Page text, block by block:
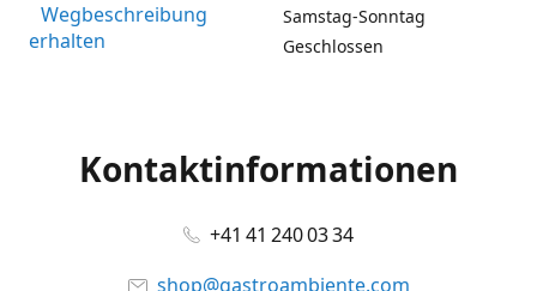
Wegbeschreibung
erhalten
Samstag-Sonntag
Geschlossen
Kontaktinformationen
+41 41 240 03 34
shop@gastroambiente.com